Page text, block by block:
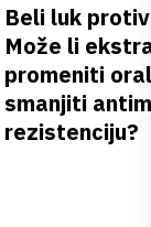
Beli luk
Može li
promeniti
smanjiti
rezistenciju?